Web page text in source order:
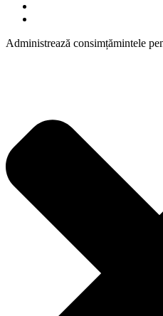
Administrează consimțămintele